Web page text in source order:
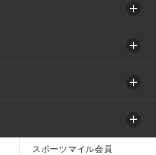
スポーツマイル会員